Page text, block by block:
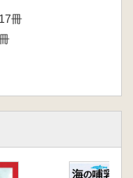
醍醐寺―俵屋宗
光山輪王寺蔵
冊